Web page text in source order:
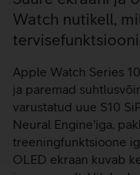
Watch nutikell,
Apple Watch Series
ja paremad
varustatud uue S10
Neural Engine'iga,
treeningfunktsioone
OLED ekraan kuvab